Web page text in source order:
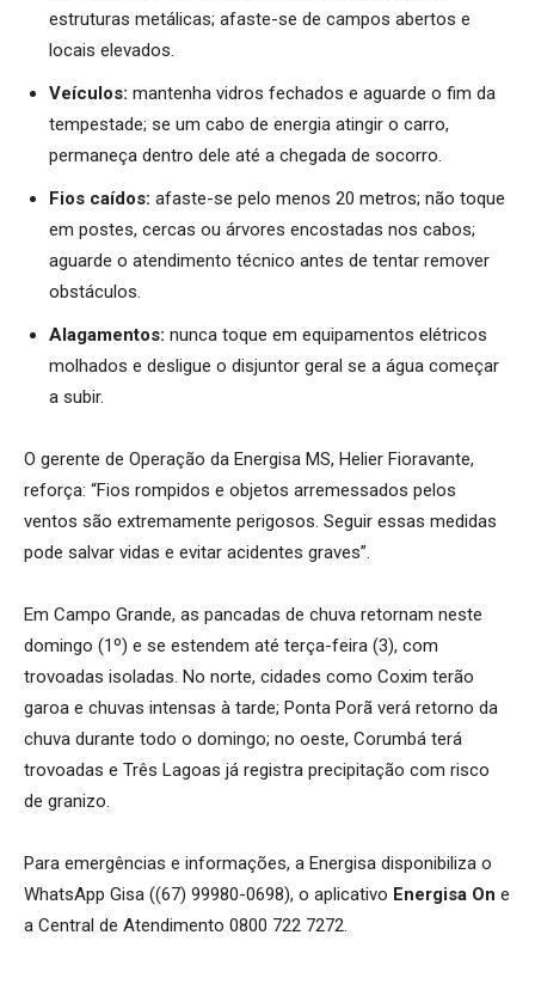
estruturas metálicas; afaste-se de campos abertos e
locais elevados.
Veículos: mantenha vidros fechados e aguarde o fim da
tempestade; se um cabo de energia atingir o carro,
permaneça dentro dele até a chegada de socorro.
Fios caídos: afaste-se pelo menos 20 metros; não toque
em postes, cercas ou árvores encostadas nos cabos;
aguarde o atendimento técnico antes de tentar remover
obstáculos.
Alagamentos: nunca toque em equipamentos elétricos
molhados e desligue o disjuntor geral se a água começar
a subir.
O gerente de Operação da Energisa MS, Helier Fioravante,
reforça: “Fios rompidos e objetos arremessados pelos
ventos são extremamente perigosos. Seguir essas medidas
pode salvar vidas e evitar acidentes graves”.
Em Campo Grande, as pancadas de chuva retornam neste
domingo (1º) e se estendem até terça-feira (3), com
trovoadas isoladas. No norte, cidades como Coxim terão
garoa e chuvas intensas à tarde; Ponta Porã verá retorno da
chuva durante todo o domingo; no oeste, Corumbá terá
trovoadas e Três Lagoas já registra precipitação com risco
de granizo.
Para emergências e informações, a Energisa disponibiliza o
WhatsApp Gisa ((67) 99980-0698), o aplicativo Energisa On e
a Central de Atendimento 0800 722 7272.